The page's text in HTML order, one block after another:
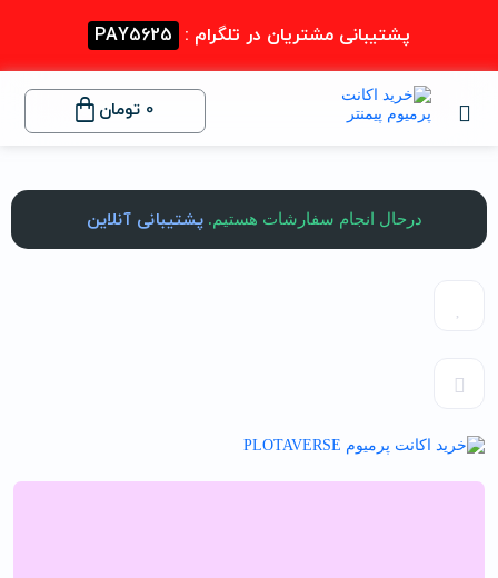
پشتیبانی مشتریان در تلگرام : PAY5625
0 تومان
درحال انجام سفارشات هستیم.پشتیبانی آنلاین